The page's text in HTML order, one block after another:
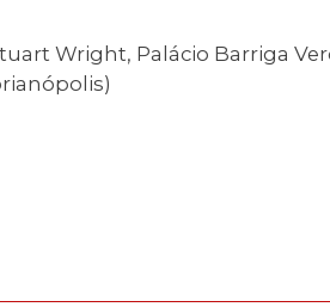
Wright, Palácio Barriga